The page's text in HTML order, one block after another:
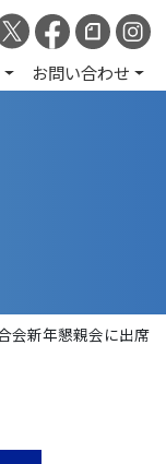
お問い合わせ
会新年懇親会に出席